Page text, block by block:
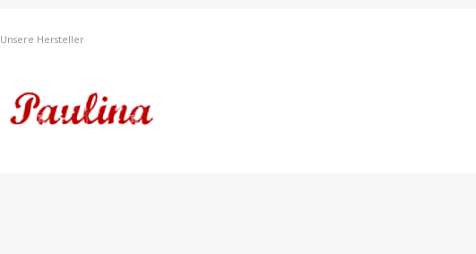
Unsere Hersteller